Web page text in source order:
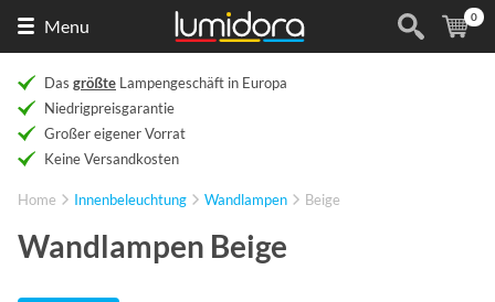
Menu (
0
Das größte Lampengeschäft in Europa
Niedrigpreisgarantie
Großer eigener Vorrat
Keine Versandkosten
Home Innenbeleuchtung Wandlampen Beige
Wandlampen Beige